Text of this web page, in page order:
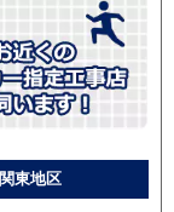
関東地区